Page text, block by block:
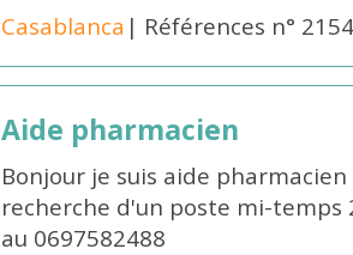
Casablanca | Références n°
Aide pharmacien
Bonjour je suis aide
recherche d'un poste mi-temps
au 0697582488